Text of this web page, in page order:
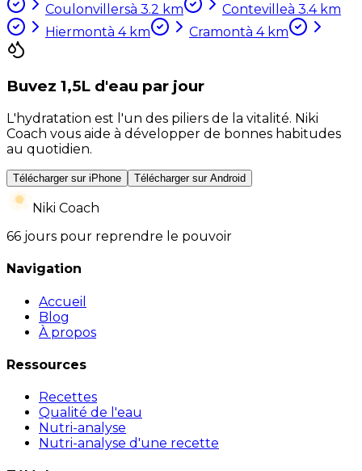
Coulonvillersà 3.2 km Contevilleà 3.4km
Hiermontà 4km Cramontà 4km
Buvez 1,5L d'eau par jour
L'hydratation est l'un des piliers de la vitalité. Niki
Coach vous aide à développer de bonnes habitudes
au quotidien.
Télécharger sur iPhone Télécharger sur Android
Niki Coach
66 jours pour reprendre le pouvoir
Navigation
Accueil
Blog
À propos
Ressources
Recettes
Qualité de l'eau
Nutri-analyse
Nutri-analyse d'une recette